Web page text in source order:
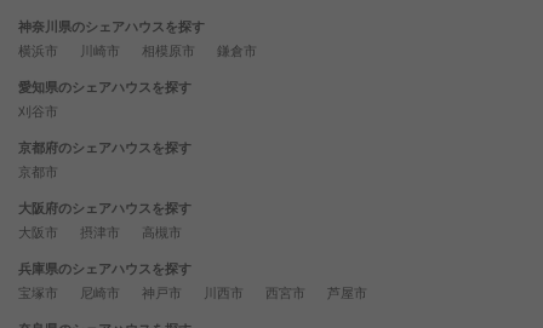
神奈川県のシェアハウスを探す
横浜市
川崎市 相模原市 鎌倉市
愛知県のシェアハウスを探す
刈谷市
京都府のシェアハウスを探す
京都市
大阪府のシェアハウスを探す
大阪市
摂津市 高槻市
兵庫県のシェアハウスを探す
宝塚市
尼崎市 神戸市 川西市 西宮市 芦屋市